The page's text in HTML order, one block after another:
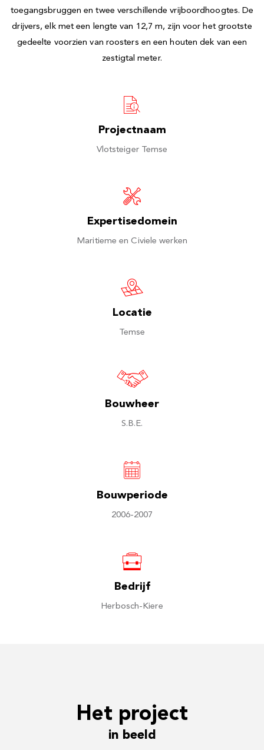
toegangsbruggen en twee verschillende vrijboordhoogtes. De
drijvers, elk met een lengte van 12,7 m, zijn voor het grootste
gedeelte voorzien van roosters en een houten dek van een
zestigtal meter.
Projectnaam
Vlotsteiger Temse
Expertisedomein
Maritieme en Civiele werken
Locatie
Temse
Bouwheer
S.B.E.
Bouwperiode
2006-2007
Bedrijf
Herbosch-Kiere
Het project
in beeld